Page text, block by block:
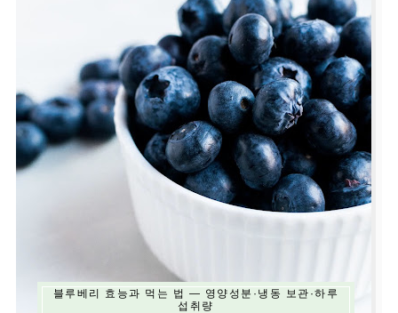
블루베리 효능과 먹는 법 — 영양성분·냉동 보관·하루
섭취량